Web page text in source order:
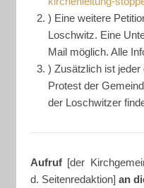
) Eine weitere
Loschwitz. Eine
Mail möglich. Alle
) Zusätzlich ist jeder
Protest der
der Loschwitzer
Aufruf [der
d. Seitenredaktion] an